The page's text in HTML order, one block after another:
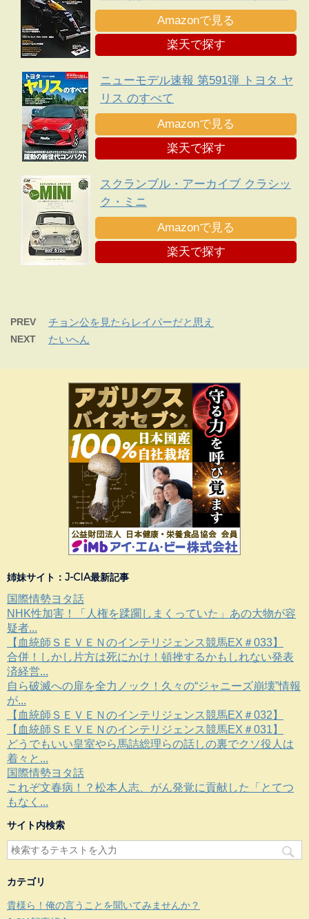
ダ 、新規定下に勃発した熾烈な エン
ジン 戦争 -
Amazonで見る
楽天で探す
ニューモデル速報 第591弾 トヨタ ヤ
リス のすべて
Amazonで見る
楽天で探す
スクランブル・アーカイブ クラシッ
ク・ミニ
Amazonで見る
楽天で探す
PREV チョン公を見たらレイパーだと思え
NEXT たいへん
姉妹サイト：J-CIA最新記事
国際情勢ヨタ話
NHK性加害！「人権を蹂躙しまくっていた」あの大物が容
疑者...
【血統師ＳＥＶＥＮのインテリジェンス競馬EX＃033】
合併！しかし片方は死にかけ！頓挫するかもしれない発表
済経営...
自ら破滅への扉を全力ノック！久々の“ジャニーズ崩壊”情報
が...
【血統師ＳＥＶＥＮのインテリジェンス競馬EX＃032】
【血統師ＳＥＶＥＮのインテリジェンス競馬EX＃031】
どうでもいい皇室やら馬詰総理らの話しの裏でクソ役人は
着々と...
国際情勢ヨタ話
これぞ文春病！？松本人志、がん発覚に貢献した「とてつ
もなく...
サイト内検索
カテゴリ
貴様ら！俺の言うことを聞いてみませんか？